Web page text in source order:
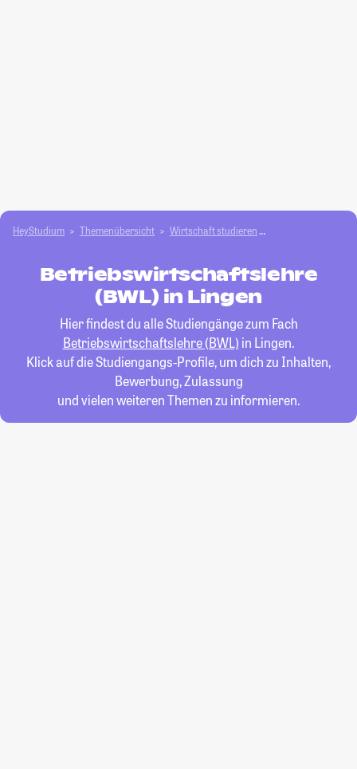
HeyStudium Themenübersicht Wirtschaft studieren
Betriebswirtschaftslehre
(BWL) in Lingen
Hier findest du alle Studiengänge zum Fach
Betriebswirtschaftslehre (BWL) in Lingen.
Klick auf die Studiengangs-Profile, um dich zu Inhalten,
Bewerbung, Zulassung
und vielen weiteren Themen zu informieren.